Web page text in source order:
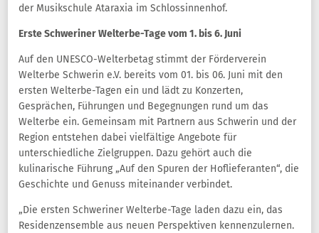
der Musikschule Ataraxia im Schlossinnenhof.
Erste Schweriner Welterbe-Tage vom 1. bis 6. Juni
Auf den UNESCO-Welterbetag stimmt der Förderverein
Welterbe Schwerin e.V. bereits vom 01. bis 06. Juni mit den
ersten Welterbe-Tagen ein und lädt zu Konzerten,
Gesprächen, Führungen und Begegnungen rund um das
Welterbe ein. Gemeinsam mit Partnern aus Schwerin und der
Region entstehen dabei vielfältige Angebote für
unterschiedliche Zielgruppen. Dazu gehört auch die
kulinarische Führung „Auf den Spuren der Hoflieferanten“, die
Geschichte und Genuss miteinander verbindet.
„Die ersten Schweriner Welterbe-Tage laden dazu ein, das
Residenzensemble aus neuen Perspektiven kennenzulernen.